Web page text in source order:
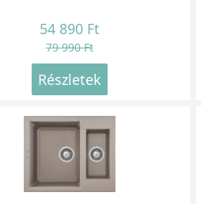
54 890 Ft
79 990 Ft
Részletek